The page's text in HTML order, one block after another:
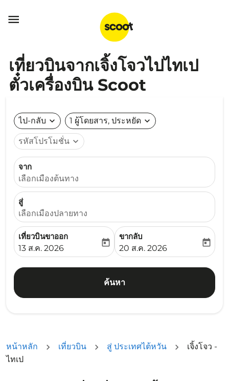

เที่ยวบินจากเจิ้งโจวไปไทเป
ตั๋วเครื่องบิน Scoot
ไป-กลับ expand_more 1 ผู้โดยสาร, ประหยัด expand_more
รหัสโปรโมชั่น expand_more
จาก
เลือกเมืองต้นทาง
สู่
เลือกเมืองปลายทาง
เที่ยวบินขาออก
fc-booking-departure-date-aria-label
13 ส.ค. 2026
today
ขากลับ
fc-booking-return-date-
20 ส.ค. 2026
today
ค้นหา
หน้าหลัก เที่ยวบิน สู่ ประเทศไต้หวัน
เจิ้งโจว -
ไทเป